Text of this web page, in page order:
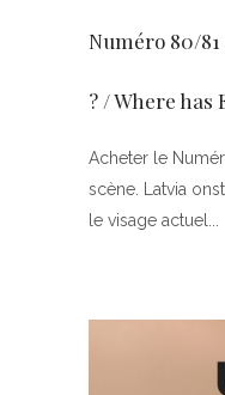
Numéro 80/81
? / Where has
Acheter le
scène. Latvia
le visage actuel